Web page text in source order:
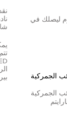
ليصلك في
الجمركية
الجمركية
يتم